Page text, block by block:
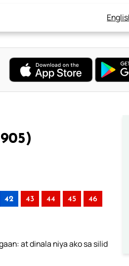
42 43 44 45 46
at dinala niya ako sa silid